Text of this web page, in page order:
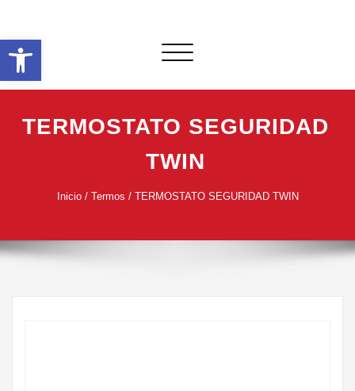
Abrir barra de herramientas
contenido
Alternar
TERMOSTATO SEGURIDAD
TWIN
Inicio/ Termos / TERMOSTATO SEGURIDAD TWIN